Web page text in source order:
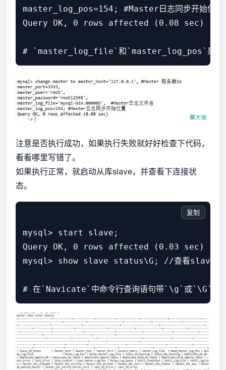
master_log_pos=154; #Master日志同步开始位置
Query OK, 0 rows affected (0.08 sec)
注意是否执行成功，如果执行失败就好好检查下代码，
看看哪里写错了。
如果执行正常，就启动从库slave，并查看下连接状
态。
mysql> start slave;
Query OK, 0 rows affected (0.03 sec)
mysql> show slave status\G; //查看slave连
复制